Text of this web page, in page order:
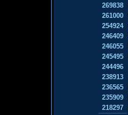
269838
261000
254924
246409
246055
245495
244496
238913
236565
235909
218297